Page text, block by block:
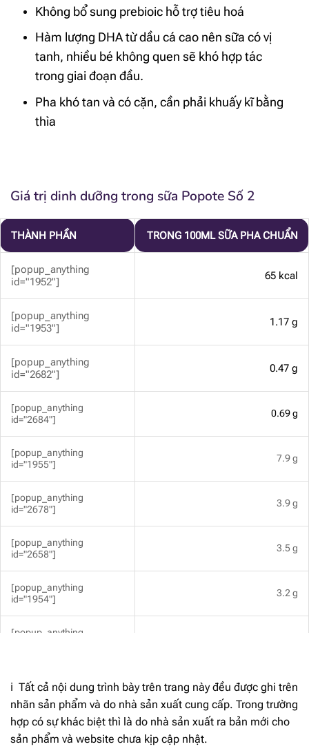
Không bổ sung prebioic hỗ trợ tiêu hoá
Hàm lượng DHA từ dầu cá cao nên sữa có vị
tanh, nhiều bé không quen sẽ khó hợp tác
trong giai đoạn đầu.
Pha khó tan và có cặn, cần phải khuấy kĩ bằng
thìa
Giá trị dinh dưỡng trong sữa Popote Số 2
THÀNH PHẦN TRONG 100ML SỮA PHA CHUẨN
[popup_anything
id="1952"]
65 kcal
[popup_anything
id="1953"]
1.17 g
[popup_anything
id="2682"]
0.47 g
[popup_anything
id="2684"]
0.69 g
[popup_anything
id="1955"]
7.9 g
[popup_anything
id="2678"]
3.9 g
[popup_anything
id="2658"]
3.5 g
[popup_anything
id="1954"]
3.2 g
[popup_anything
id="1956"]
17 mg
[popup_anything
id="1974"]
48.5 mg
ℹ️ Tất cả nội dung trình bày trên trang này đều được ghi trên
nhãn sản phẩm và do nhà sản xuất cung cấp. Trong trường
hợp có sự khác biệt thì là do nhà sản xuất ra bản mới cho
sản phẩm và website chưa kịp cập nhật.